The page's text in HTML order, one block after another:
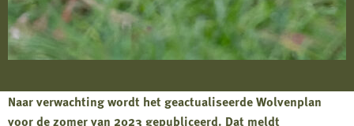
Naar verwachting wordt het geactualiseerde Wolvenplan
voor de zomer van 2023 gepubliceerd. Dat meldt